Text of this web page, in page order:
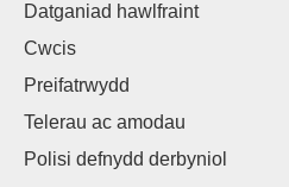
Datganiad hawlfraint
Cwcis
Preifatrwydd
Telerau ac amodau
Polisi defnydd derbyniol